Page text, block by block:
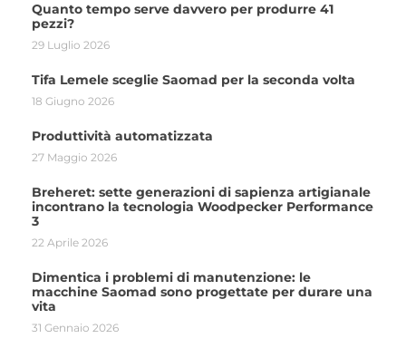
Quanto tempo serve davvero per produrre 41
pezzi?
29 Luglio 2026
Tifa Lemele sceglie Saomad per la seconda volta
18 Giugno 2026
Produttività automatizzata
27 Maggio 2026
Breheret: sette generazioni di sapienza artigianale
incontrano la tecnologia Woodpecker Performance
3
22 Aprile 2026
Dimentica i problemi di manutenzione: le
macchine Saomad sono progettate per durare una
vita
31 Gennaio 2026